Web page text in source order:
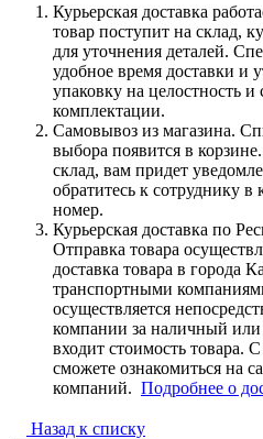
Курьерская доставка
товар поступит на склад,
для уточнения деталей.
удобное время доставки и
упаковку на целостность и
комплектации.
Самовывоз из магазина.
выбора появится в
склад, вам придет
обратитесь к сотруднику в
номер.
Курьерская доставка по
Отправка товара
доставка товара в города
транспортными
осуществляется
компании за наличный
входит стоимость товара.
сможете ознакомиться на
компаний. Подробнее о
Назад к списку